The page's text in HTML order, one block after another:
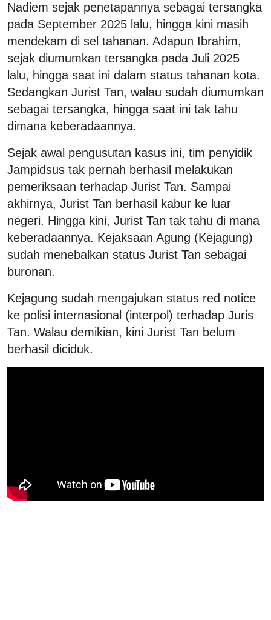
Nadiem sejak penetapannya sebagai tersangka
pada September 2025 lalu, hingga kini masih
mendekam di sel tahanan. Adapun Ibrahim,
sejak diumumkan tersangka pada Juli 2025
lalu, hingga saat ini dalam status tahanan kota.
Sedangkan Jurist Tan, walau sudah diumumkan
sebagai tersangka, hingga saat ini tak tahu
dimana keberadaannya.
Sejak awal pengusutan kasus ini, tim penyidik
Jampidsus tak pernah berhasil melakukan
pemeriksaan terhadap Jurist Tan. Sampai
akhirnya, Jurist Tan berhasil kabur ke luar
negeri. Hingga kini, Jurist Tan tak tahu di mana
keberadaannya. Kejaksaan Agung (Kejagung)
sudah menebalkan status Jurist Tan sebagai
buronan.
Kejagung sudah mengajukan status red notice
ke polisi internasional (interpol) terhadap Juris
Tan. Walau demikian, kini Jurist Tan belum
berhasil diciduk.